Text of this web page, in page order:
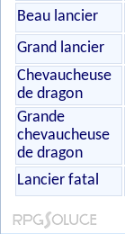
Beau lancier
Grand lancier
Chevaucheuse
de dragon
Grande
chevaucheuse
de dragon
Lancier fatal